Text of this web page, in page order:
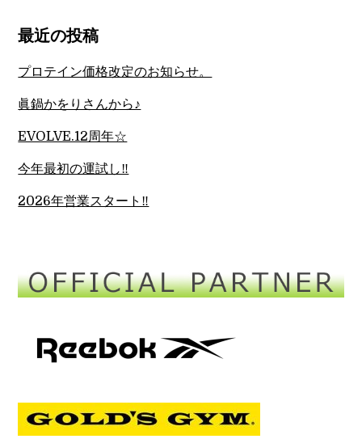
最近の投稿
プロテイン価格改定のお知らせ。
眞鍋かをりさんから♪
EVOLVE.12周年☆
今年最初の運試し‼︎
2026年営業スタート‼︎